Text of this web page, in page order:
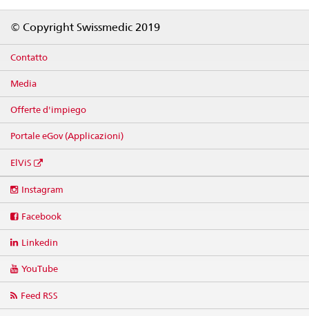
© Copyright Swissmedic 2019
Contatto
Media
Offerte d'impiego
Portale eGov (Applicazioni)
ElViS
media
Instagram
Facebook
Linkedin
YouTube
Feed RSS